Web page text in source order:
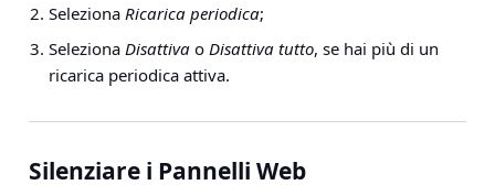
Seleziona Ricarica periodica;
Seleziona Disattiva o Disattiva tutto, se hai più di un
ricarica periodica attiva.
Silenziare i Pannelli Web